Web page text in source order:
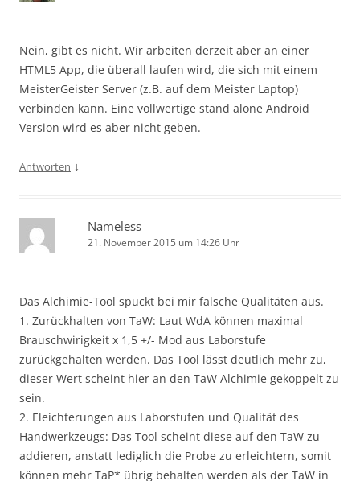
Nein, gibt es nicht. Wir arbeiten derzeit aber an einer
HTML5 App, die überall laufen wird, die sich mit einem
MeisterGeister Server (z.B. auf dem Meister Laptop)
verbinden kann. Eine vollwertige stand alone Android
Version wird es aber nicht geben.
Antworten ↓
Nameless
21. November 2015 um 14:26 Uhr
Das Alchimie-Tool spuckt bei mir falsche Qualitäten aus.
1. Zurückhalten von TaW: Laut WdA können maximal
Brauschwirigkeit x 1,5 +/- Mod aus Laborstufe
zurückgehalten werden. Das Tool lässt deutlich mehr zu,
dieser Wert scheint hier an den TaW Alchimie gekoppelt zu
sein.
2. Eleichterungen aus Laborstufen und Qualität des
Handwerkzeugs: Das Tool scheint diese auf den TaW zu
addieren, anstatt lediglich die Probe zu erleichtern, somit
können mehr TaP* übrig behalten werden als der TaW in